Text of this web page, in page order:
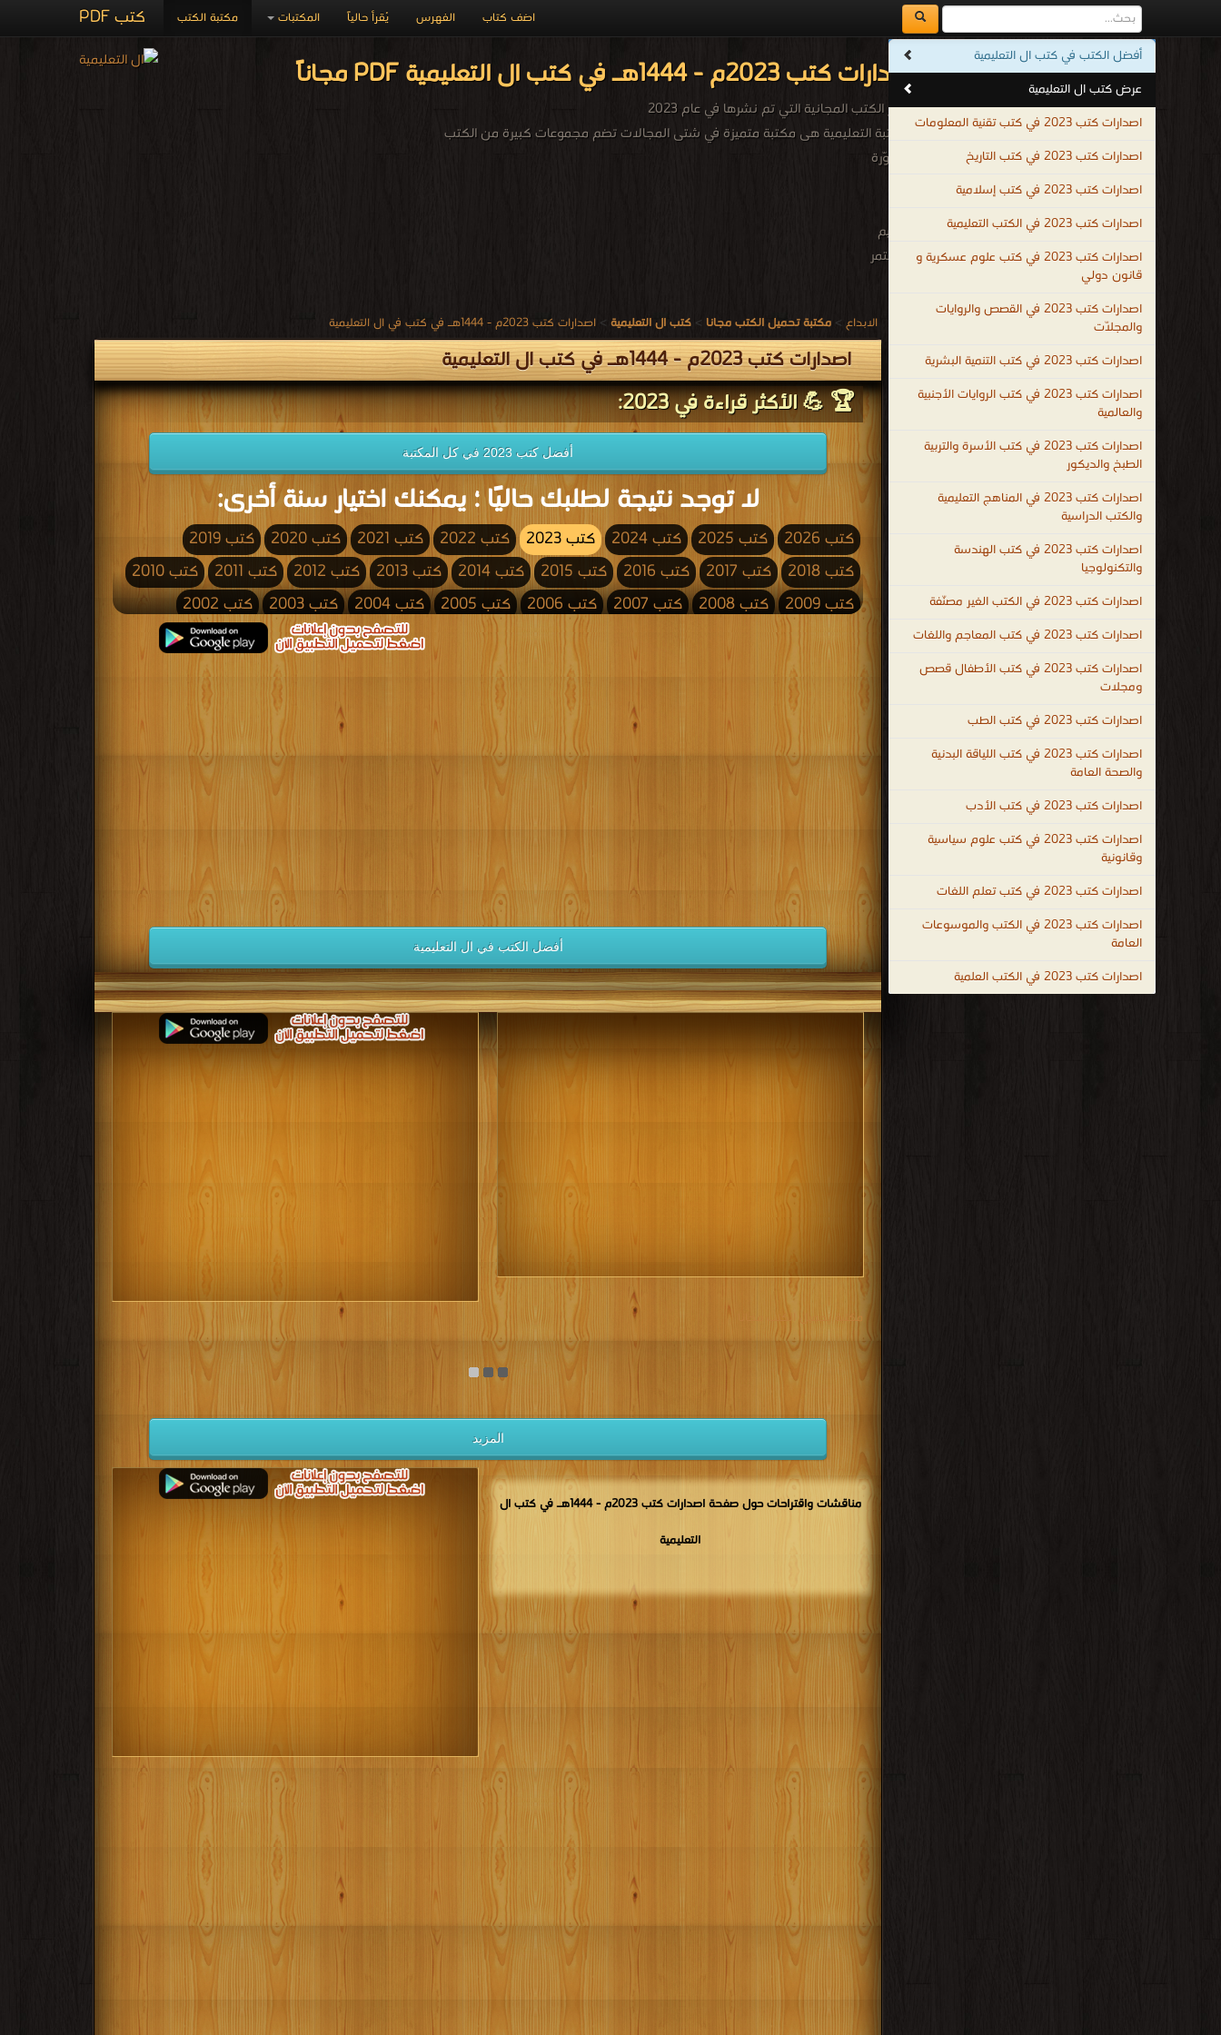
كتب PDF مكتبة الكتب المكتبات يُقرأ حالياً الفهرس اضف كتاب
اصدارات كتب 2023م - 1444هـ في كتب ال التعليمية PDF مجاناً
أشهر الكتب المجانية التي تم نشرها في عام 2023
المكتبة التعليمية هى مكتبة متميزة في شتى المجالات تضم مجموعات كبيرة من الكتب
المصوّرة
التعليم
المستمر
الحياة
في
مختلف
للمهتمين
لجميع
المجالات
التعليم
هو
إرث
الأنبياء
جميعهم
السلام
حجر
الأساس
للتقدم
في
المجالات
حيث
يساعد
التعليم
الأفراد
على
اكتساب
إن العالم اليوم يشهد ثورة معرفية تتطوّر باستمرار، الأمر الذي يتطلب من الأفراد مواكبة هذه التطورات بالتعليم المستمر.. educational books free download ، educational books for teachers ،
educational books for adults ، free educational books ، educational books for toddlers ، educational books for babies ، educational books to read ، madhubun educational books ،
أفضل الكتب في كتب ال التعليمية
عرض كتب ال التعليمية
اصدارات كتب 2023 في كتب تقنية المعلومات
اصدارات كتب 2023 في كتب التاريخ
اصدارات كتب 2023 في كتب إسلامية
اصدارات كتب 2023 في الكتب التعليمية
اصدارات كتب 2023 في كتب علوم عسكرية و
قانون دولي
اصدارات كتب 2023 في القصص والروايات
والمجلّات
اصدارات كتب 2023 في كتب التنمية البشرية
اصدارات كتب 2023 في كتب الروايات الأجنبية
والعالمية
اصدارات كتب 2023 في كتب الأسرة والتربية
الطبخ والديكور
اصدارات كتب 2023 في المناهج التعليمية
والكتب الدراسية
اصدارات كتب 2023 في كتب الهندسة
والتكنولوجيا
اصدارات كتب 2023 في الكتب الغير مصنّفة
اصدارات كتب 2023 في كتب المعاجم واللغات
اصدارات كتب 2023 في كتب الأطفال قصص
ومجلات
اصدارات كتب 2023 في كتب الطب
اصدارات كتب 2023 في كتب اللياقة البدنية
والصحة العامة
اصدارات كتب 2023 في كتب الأدب
اصدارات كتب 2023 في كتب علوم سياسية
وقانونية
اصدارات كتب 2023 في كتب تعلم اللغات
اصدارات كتب 2023 في الكتب والموسوعات
العامة
اصدارات كتب 2023 في الكتب العلمية
الابداع > مكتبة تحميل الكتب مجانا > كتب ال التعليمية > اصدارات كتب 2023م - 1444هـ في كتب في ال التعليمية
اصدارات كتب 2023م - 1444هـ في كتب ال التعليمية
🏆 💪 الأكثر قراءة في 2023:
أفضل كتب 2023 في كل المكتبة
لا توجد نتيجة لطلبك حاليًا ؛ يمكنك اختيار سنة أخرى:
كتب 2026 كتب 2025 كتب 2024 كتب 2023 كتب 2022 كتب 2021 كتب 2020
كتب 2019
كتب 2018
كتب 2017 كتب 2016 كتب 2015 كتب 2014 كتب 2013 كتب 2012 كتب 2011
كتب 2010
كتب 2009
كتب 2008 كتب 2007 كتب 2006 كتب 2005 كتب 2004 كتب 2003
كتب 2002
كتب 2001
كتب 1998 كتب 1997 كتب 1996 كتب 1995 كتب 1994
كتب 1993
كتب 1989 كتب 1988 كتب 1985
كتب 1984
كتب 1979 كتب 1977 كتب 1976
كتب 1975
كتب 1974
كتب 1971 كتب 1970 كتب 1969 كتب 1968 كتب 1967
كتب 1966
كتب 1965
كتب 1962 كتب 1961 كتب 1960 كتب 1959 كتب 1958
كتب 1957
كتب 1952 كتب 1949
كتب 1948
كتب 1938
كتب 1935 كتب 1934 كتب 1931
كتب 1930
كتب 1929
كتب 1926 كتب 1925 كتب 1924 كتب 1923 كتب 1922
كتب 1921
كتب 1920
كتب 1919 كتب 1918 كتب 1917 كتب 1916 كتب 1915 كتب 1914 كتب 1913
كتب 1912
كتب 1911
كتب 1910 كتب 1909 كتب 1908 كتب 1907 كتب 1906 كتب 1905 كتب 1904
كتب 1903
كتب 1902
كتب 1901 كتب 1900
أفضل الكتب في ال التعليمية
مكتبة تحميل الكتب مجانا
المزيد
مناقشات واقتراحات حول صفحة اصدارات كتب 2023م - 1444هـ في كتب ال
التعليمية